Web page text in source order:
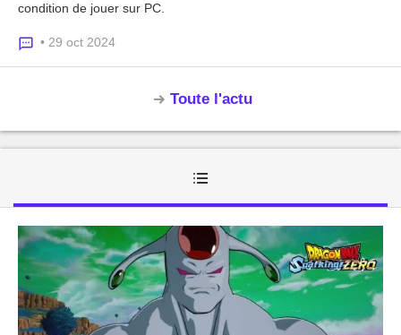
condition de jouer sur PC.
• 29 oct 2024
Toute l'actu